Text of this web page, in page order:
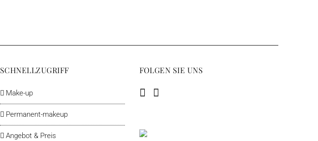
SCHNELLZUGRIFF
Make-up
Permanent-makeup
Angebot & Preis
FOLGEN SIE UNS